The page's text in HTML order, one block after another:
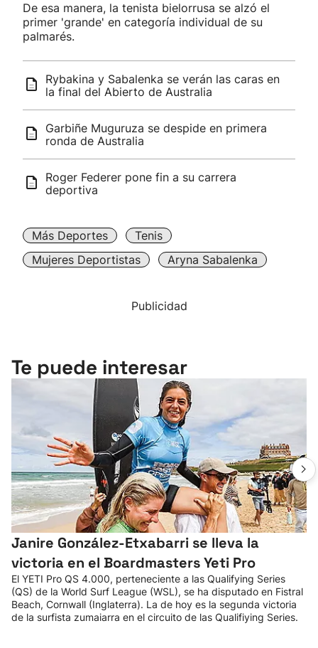
De esa manera, la tenista bielorrusa se alzó el
primer 'grande' en categoría individual de su
palmarés.
Rybakina y Sabalenka se verán las caras en
la final del Abierto de Australia
Garbiñe Muguruza se despide en primera
ronda de Australia
Roger Federer pone fin a su carrera
deportiva
Más Deportes
Tenis
Mujeres Deportistas
Aryna Sabalenka
Publicidad
Te puede interesar
Janire González-Etxabarri se lleva la
victoria en el Boardmasters Yeti Pro
El YETI Pro QS 4.000, perteneciente a las Qualifying Series
(QS) de la World Surf League (WSL), se ha disputado en Fistral
Beach, Cornwall (Inglaterra). La de hoy es la segunda victoria
de la surfista zumaiarra en el circuito de las Qualifiying Series.